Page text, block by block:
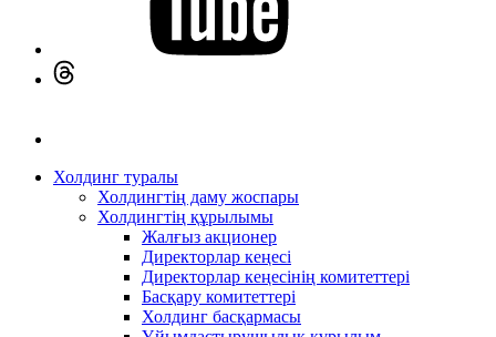
Холдинг туралы
Холдингтің даму жоспары
Холдингтің құрылымы
Жалғыз акционер
Директорлар кеңесі
Директорлар кеңесінің комитеттері
Басқару комитеттері
Холдинг басқармасы